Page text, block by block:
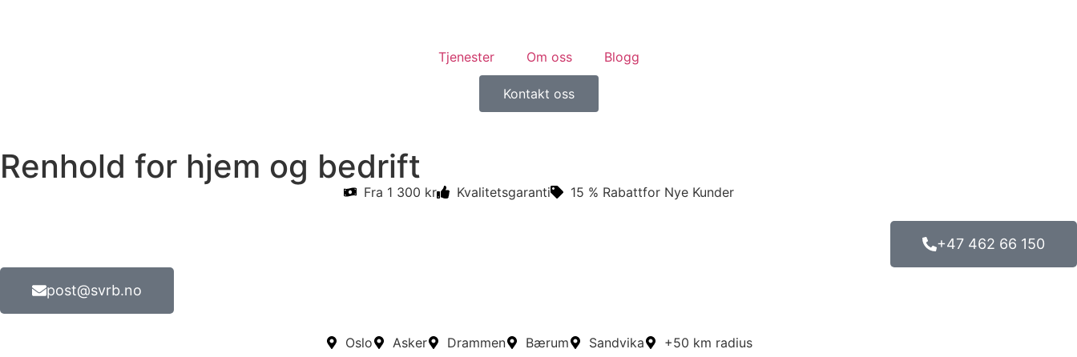
Tjenester Om oss Blogg
Kontakt oss
Renhold for hjem og bedrift
Fra 1 300 kr Kvalitetsgaranti 15 % Rabattfor Nye Kunder
+47 462 66 150
post@svrb.no
Oslo Asker Drammen Bærum Sandvika +50 km radius